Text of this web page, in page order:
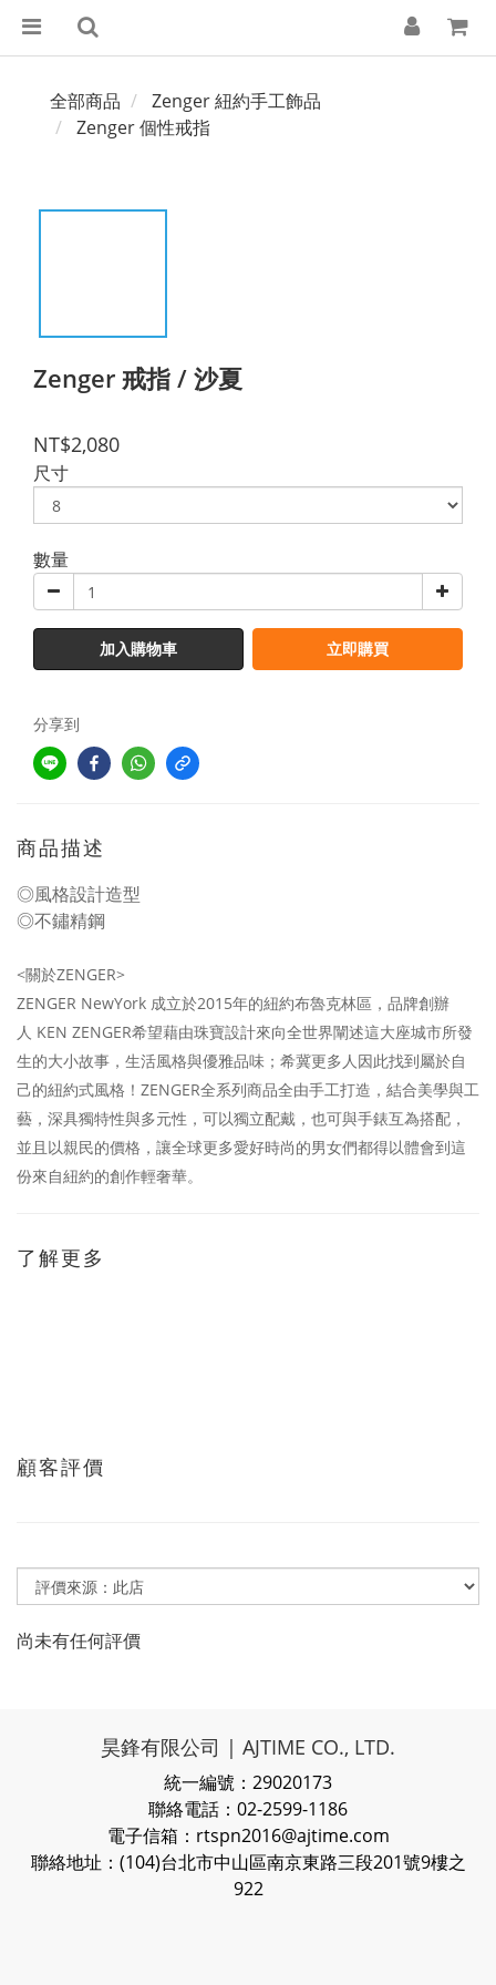
全部商品
Zenger 紐約手工飾品
Zenger 個性戒指
Zenger 戒指 / 沙夏
NT$2,080
尺寸
數量
加入購物車 立即購買
分享到
商品描述
◎風格設計造型
◎不鏽精鋼
<關於ZENGER>
ZENGER NewYork 成立於2015年的紐約布魯克林區，品牌創辦
人 KEN ZENGER希望藉由珠寶設計來向全世界闡述這大座城市所發
生的大小故事，生活風格與優雅品味；希冀更多人因此找到屬於自
己的紐約式風格！ ZENGER全系列商品全由手工打造，結合美學與工
藝，深具獨特性與多元性，可以獨立配戴，也可與手錶互為搭配，
並且以親民的價格，讓全球更多愛好時尚的男女們都得以體會到這
份來自紐約的創作輕奢華。
了解更多
顧客評價
尚未有任何評價
昊鋒有限公司 | AJTIME CO., LTD.
統一編號：29020173
聯絡電話：02-2599-1186
電子信箱：rtspn2016@ajtime.com
聯絡地址：(104)台北市中山區南京東路三段201號9樓之
922